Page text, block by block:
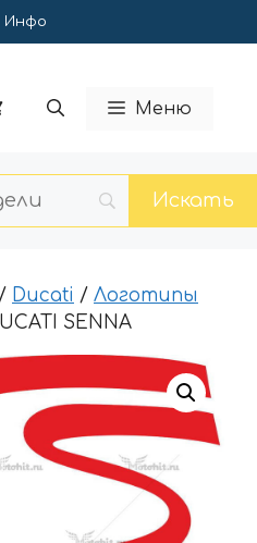
Инфо
Меню
/ Ducati / Логотипы
SENNA